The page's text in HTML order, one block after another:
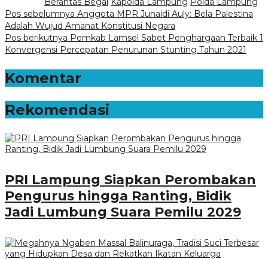
Navigasi
pos
Pos sebelumnya Anggota MPR Junaidi Auly: Bela Palestina
Adalah Wujud Amanat Konstitusi Negara
Pos berikutnya Pemkab Lamsel Sabet Penghargaan Terbaik 1
Konvergensi Percepatan Penurunan Stunting Tahun 2021
Komentar
Rekomendasi
PRI Lampung Siapkan Perombakan
Pengurus hingga Ranting, Bidik
Jadi Lumbung Suara Pemilu 2029